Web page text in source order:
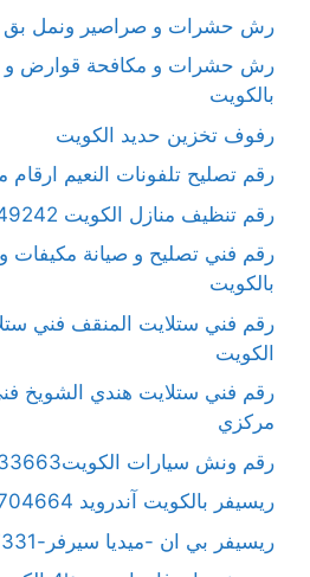
رش حشرات و صراصير ونمل بق
رش حشرات و مكافحة قوارض و
بالكويت
رفوف تخزين حديد الكويت
رقم تصليح تلفونات النعيم
رقم تنظيف منازل الكويت 55549242
رقم فني تصليح و صيانة مكيفات
بالكويت
رقم فني ستلايت المنقف فني
الكويت
رقم فني ستلايت هندي الشويخ
مركزي
رقم ونش سيارات الكويت67733663
ريسيفر بالكويت آندرويد 55704664
ريسيفر بي ان -ميديا سيرفر-4K-52227331